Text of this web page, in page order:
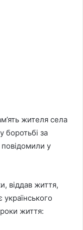
жителя села
боротьбі за
у
віддав життя,
життя: